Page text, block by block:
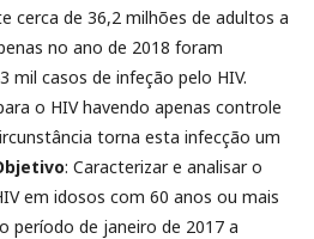
cerca de 36,2 milhões de adultos a
no ano de 2018 foram
mil casos de infeção pelo HIV.
o HIV havendo apenas controle
torna esta infecção um
: Caracterizar e analisar o
em idosos com 60 anos ou mais
período de janeiro de 2017 a